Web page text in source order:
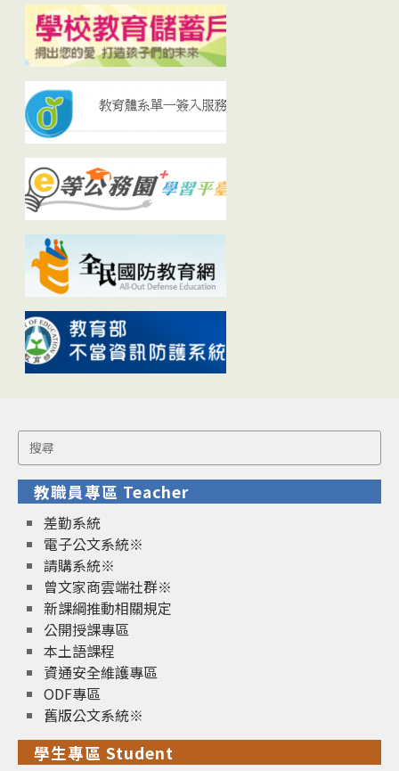
Search
for:
教職員專區 Teacher
差勤系統
電子公文系統※
請購系統※
曾文家商雲端社群※
新課綱推動相關規定
公開授課專區
本土語課程
資通安全維護專區
ODF專區
舊版公文系統※
學生專區 Student